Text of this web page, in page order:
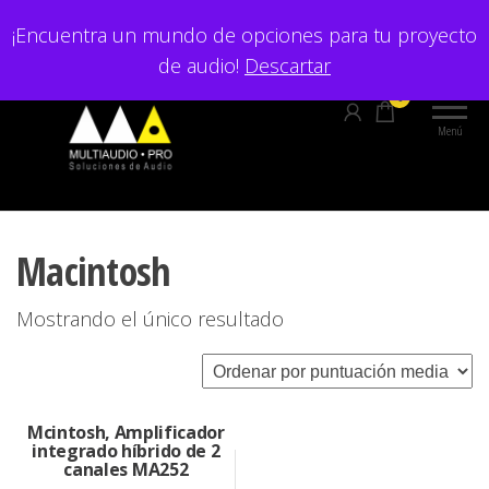
al¡Encuentra un mundo de opciones para tu proyecto
de audio! Descartar
Menú
0
Macintosh
Mostrando el único resultado
Mcintosh, Amplificador
integrado híbrido de 2
canales MA252